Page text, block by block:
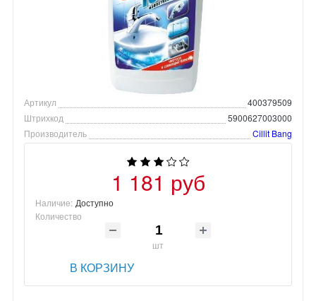
Артикул
400379509
Штрихкод
5900627003000
Производитель
Cillit Bang
1 181 руб
Наличие: Доступно
Количество
шт
В КОРЗИНУ